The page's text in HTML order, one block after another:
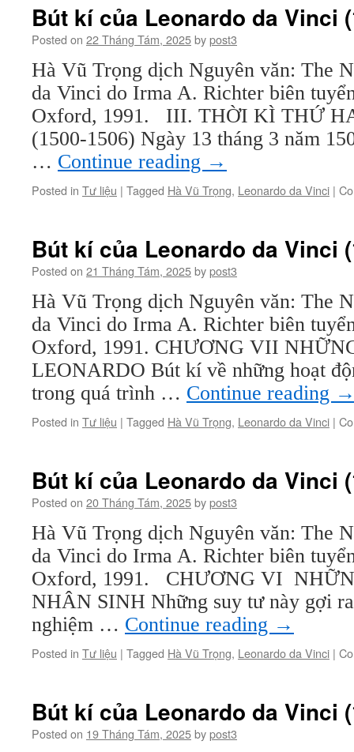
Bút kí của Leonardo da Vinci
Posted on 22 Tháng Tám, 2025bypost3
Hà Vũ Trọng dịch Nguyên văn: The
da Vinci do Irma A. Richter biên
Oxford, 1991. III. THỜI KÌ THỨ
(1500-1506) Ngày 13 tháng 3 năm
… Continue reading →
Posted in Tư liệu | Tagged Hà Vũ Trọng, Leonardo da Vinci |
Bút kí của Leonardo da Vinci
Posted on 21 Tháng Tám, 2025bypost3
Hà Vũ Trọng dịch Nguyên văn: The
da Vinci do Irma A. Richter biên
Oxford, 1991. CHƯƠNG VII
LEONARDO Bút kí về những hoạt
trong quá trình … Continue reading
Posted in Tư liệu | Tagged Hà Vũ Trọng, Leonardo da Vinci |
Bút kí của Leonardo da Vinci
Posted on 20 Tháng Tám, 2025bypost3
Hà Vũ Trọng dịch Nguyên văn: The
da Vinci do Irma A. Richter biên
Oxford, 1991. CHƯƠNG VI
NHÂN SINH Những suy tư này gợi
nghiệm … Continue reading →
Posted in Tư liệu | Tagged Hà Vũ Trọng, Leonardo da Vinci |
Bút kí của Leonardo da Vinci
Posted on 19 Tháng Tám, 2025bypost3